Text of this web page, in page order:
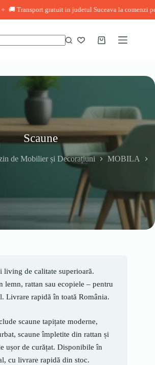
gratuit in judetul Suceava la comenzi peste
Coș
Scaune
de Mobilier și Decorațiuni
MOBILA
living de calitate superioară.
lemn, rattan sau ecopiele – pentru
Livrare rapidă în toată România.
scaune tapițate moderne,
scaune împletite din rattan și
ușor de curățat. Disponibile în
cu livrare rapidă din stoc.